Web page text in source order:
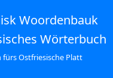
Woordenbauk
Wörterbuch
Ostfriesische Platt